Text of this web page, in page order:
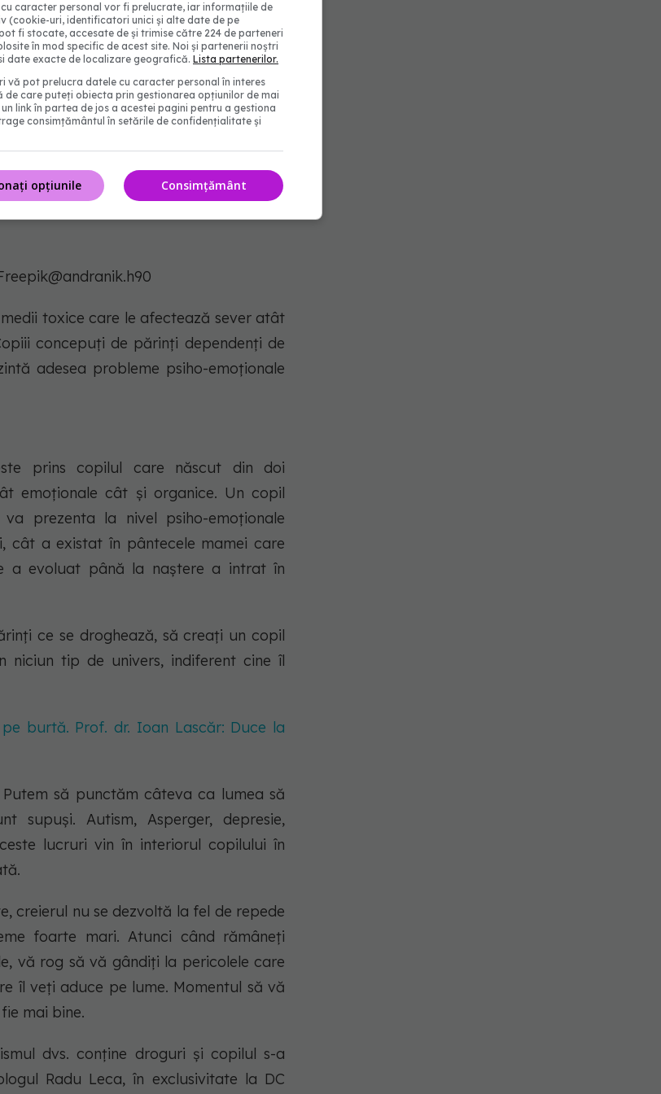
toxice care le afectează sever atât
concepuți de părinți dependenți de
adesea probleme psiho-emoționale
prins copilul care născut din doi
emoționale cât și organice. Un copil
prezenta la nivel psiho-emoționale
cât a existat în pântecele mamei care
a evoluat până la naștere a intrat în
ce se droghează, să creați un copil
niciun tip de univers, indiferent cine îl
burtă. Prof. dr. Ioan Lascăr: Duce la
să punctăm câteva ca lumea să
supuși. Autism, Asperger, depresie,
lucruri vin în interiorul copilului în
creierul nu se dezvoltă la fel de repede
foarte mari. Atunci când rămâneți
vă rog să vă gândiți la pericolele care
îl veți aduce pe lume. Momentul să vă
mai bine.
dvs. conține droguri și copilul s-a
Radu Leca, în exclusivitate la DC
caracter personal vor fi prelucrate, iar informațiile de
(cookie-uri, identificatori unici și alte date de pe
fi stocate, accesate de și trimise către 224 de parteneri
în mod specific de acest site. Noi și partenerii noștri
date exacte de localizare geografică. Lista partenerilor.
vă pot prelucra datele cu caracter personal în interes
de care puteți obiecta prin gestionarea opțiunilor de mai
link în partea de jos a acestei pagini pentru a gestiona
consimțământul în setările de confidențialitate și
Consimțământ
opțiunile